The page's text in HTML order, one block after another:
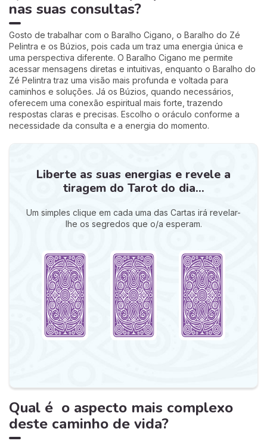
nas suas consultas?
Gosto de trabalhar com o Baralho Cigano, o Baralho do Zé
Pelintra e os Búzios, pois cada um traz uma energia única e
uma perspectiva diferente. O Baralho Cigano me permite
acessar mensagens diretas e intuitivas, enquanto o Baralho do
Zé Pelintra traz uma visão mais profunda e voltada para
caminhos e soluções. Já os Búzios, quando necessários,
oferecem uma conexão espiritual mais forte, trazendo
respostas claras e precisas. Escolho o oráculo conforme a
necessidade da consulta e a energia do momento.
Liberte as suas energias e revele a
tiragem do Tarot do dia...
Um simples clique em cada uma das Cartas irá revelar-
lhe os segredos que o/a esperam.
Qual é o aspecto mais complexo
deste caminho de vida?